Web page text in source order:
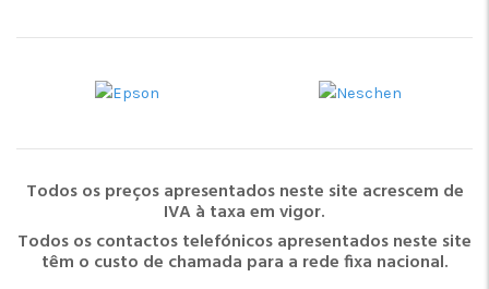
Todos os preços apresentados neste site acrescem de
IVA à taxa em vigor.
Todos os contactos telefónicos apresentados neste site
têm o custo de chamada para a rede fixa nacional.